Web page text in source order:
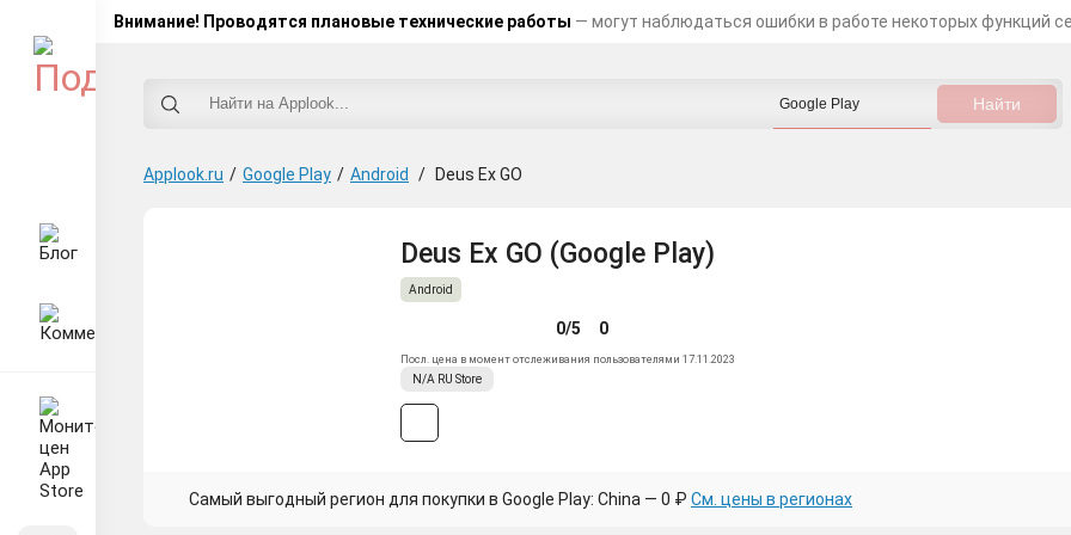
Внимание! Проводятся плановые технические работы — могут наблюдаться ошибки в работе некоторых функций
Applook.ru / Google Play / Android / Deus Ex GO
Deus Ex GO (Google Play)
Android
0/5 0
Посл. цена в момент отслеживания пользователями 17.11.2023
N/A RU Store
Самый выгодный регион для покупки в Google Play: China — 0 ₽ См. цены в регионах